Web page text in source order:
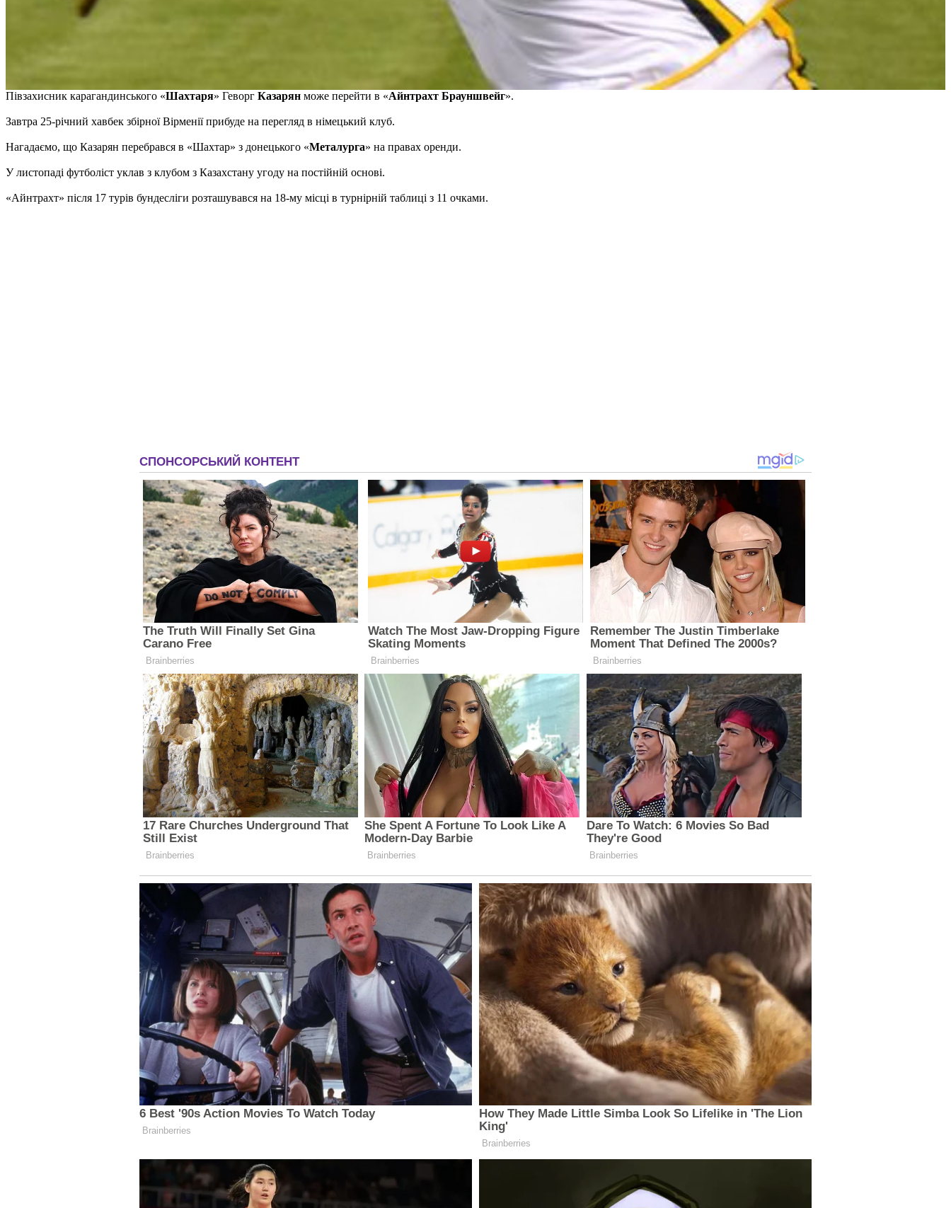
Півзахисник карагандинського «Шахтаря» Геворг Казарян може перейти в «Айнтрахт Брауншвейг».
Завтра 25-річний хавбек збірної Вірменії прибуде на перегляд в німецький клуб.
Нагадаємо, що Казарян перебрався в «Шахтар» з донецького «Металурга» на правах оренди.
У листопаді футболіст уклав з клубом з Казахстану угоду на постійній основі.
«Айнтрахт» після 17 турів бундесліги розташувався на 18-му місці в турнірній таблиці з 11 очками.